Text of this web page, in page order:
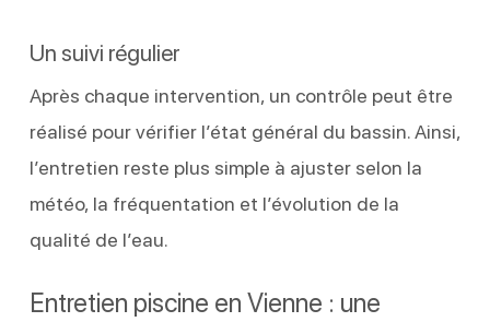
Un suivi régulier
Après chaque intervention, un contrôle peut être
réalisé pour vérifier l’état général du bassin. Ainsi,
l’entretien reste plus simple à ajuster selon la
météo, la fréquentation et l’évolution de la
qualité de l’eau.
Entretien piscine en Vienne : une